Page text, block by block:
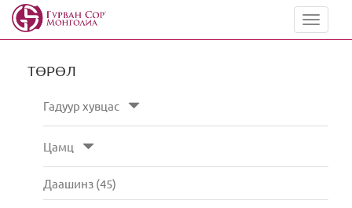
Toggle
ТӨРӨЛ
Гадуур хувцас
Цамц
Даашинз (45)